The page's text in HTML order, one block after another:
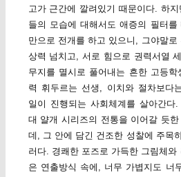
고가 근간에 깔려있기 때문이다. 하
들의 모습에 대해서도 애증의 필터
만으로 전개를 하고 있으니, 그야말
상력 넘치고, 서로 힘으로 권력서열
무지를 멸시로 풀어내는 흔한 고등
력 휘두르는 선생, 이치와 절차보다
일이 진행되는 사회체계를 살아간다
대 얄개 시리즈의 전통을 이어갈 듯
데, 그 안에 담긴 건조한 성찰에 주목
러다. 경쾌한 포즈로 가득한 그림체
은 연출방식 속에, 너무 가볍지도 너